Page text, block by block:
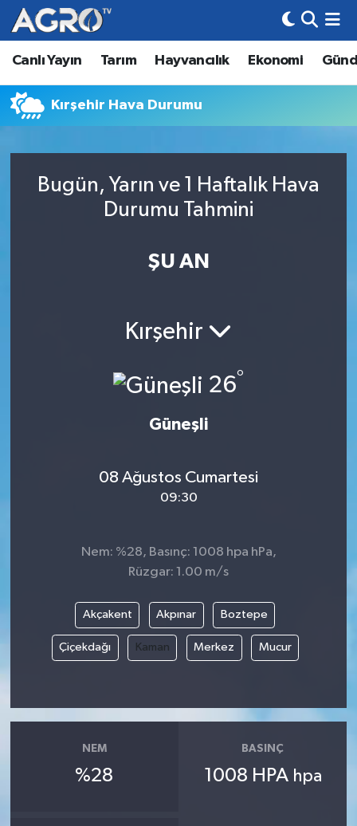
Canlı Yayın Tarım Hayvancılık Ekonomi
Kırşehir Hava Durumu
Bugün, Yarın ve 1 Haftalık Hava
Durumu Tahmini
ŞU AN
Kırşehir
26°
Güneşli
08 Ağustos Cumartesi
09:30
Nem: %28, Basınç: 1008 hpa hPa,
Rüzgar: 1.00 m/s
Akçakent Akpınar Boztepe
Çiçekdağı Kaman Merkez Mucur
NEM
%28
BASINÇ
1008 HPA hpa
Hava Durumu
Trafik Durumu
Tüm Manşetler